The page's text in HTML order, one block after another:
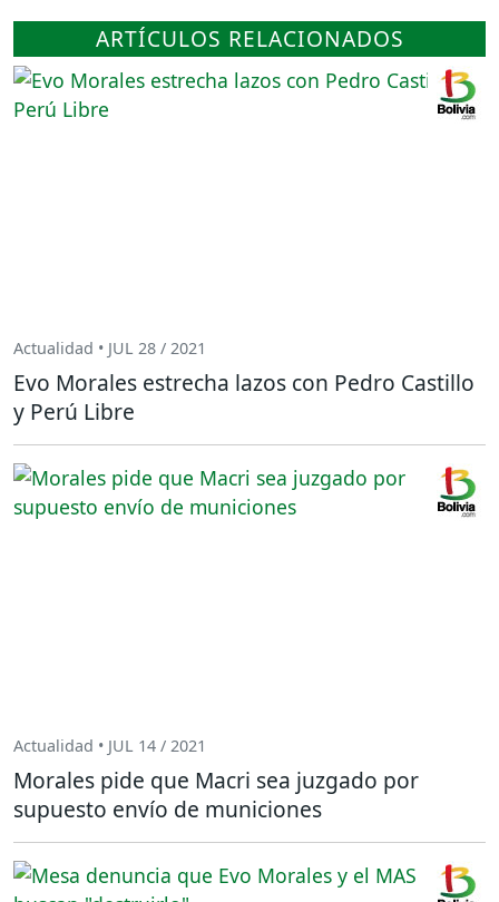
ARTÍCULOS RELACIONADOS
Actualidad • JUL 28 / 2021
Evo Morales estrecha lazos con Pedro Castillo
y Perú Libre
Actualidad • JUL 14 / 2021
Morales pide que Macri sea juzgado por
supuesto envío de municiones